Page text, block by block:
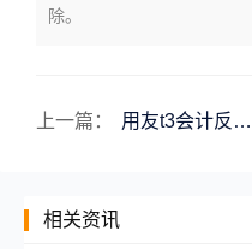
除。
上一篇： 用友t3会计反审核用友t3如何反审核
相关资讯